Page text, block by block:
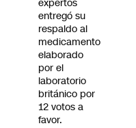
expertos
entregó su
respaldo al
medicamento
elaborado
por el
laboratorio
británico por
12 votos a
favor.